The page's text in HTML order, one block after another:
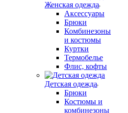
Женская одежда
Аксессуары
Брюки
Комбинезоны
и костюмы
Куртки
Термобелье
Флис, кофты
Детская одежда
Брюки
Костюмы и
комбинезоны